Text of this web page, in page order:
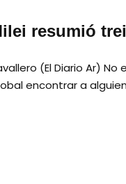
resumió
(El Diario Ar)
encontrar a alguien